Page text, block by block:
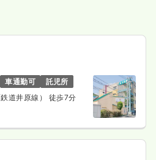
車通勤可
託児所
道井原線） 徒歩7分